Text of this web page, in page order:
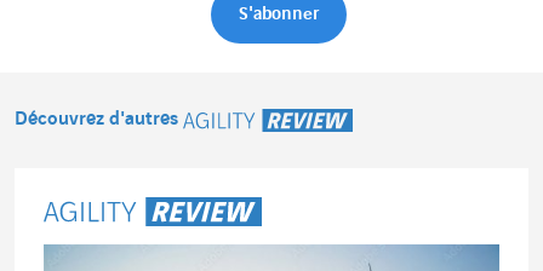
Découvrez d'autres